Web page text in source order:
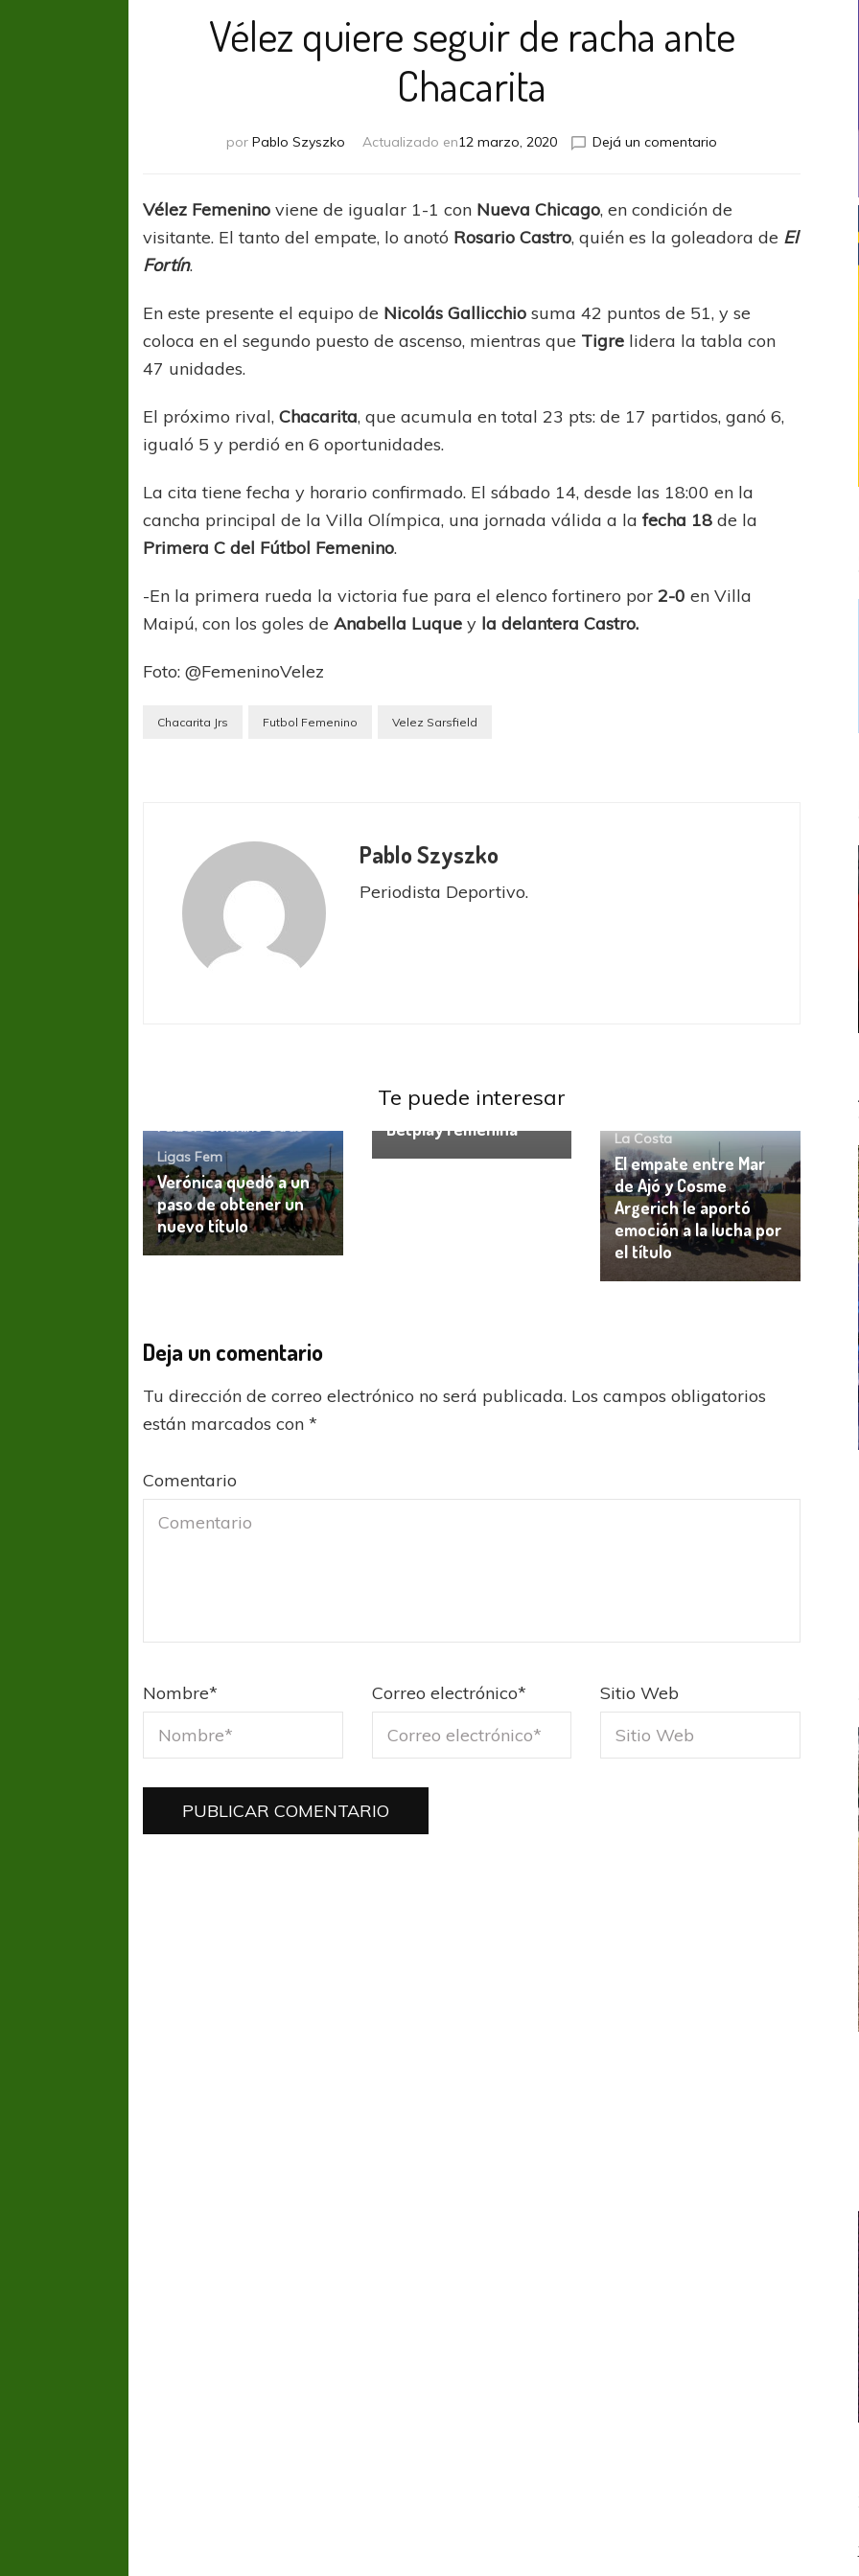
Vélez quiere seguir de racha ante
Chacarita
por Pablo Szyszko Actualizado en12 marzo, 2020 Dejá un comentario
seguir
de
racha
Vélez Femeninoviene de igualar 1-1 con Nueva Chicago, en condición de
visitante. El tanto del empate, lo anotó Rosario Castro, quién es la goleadora de El
Fortín.
En este presente el equipo de Nicolás Gallicchiosuma 42 puntos de 51, y se
coloca en el segundo puesto de ascenso, mientras que Tigre lidera la tabla con
47 unidades.
El próximo rival,Chacarita, que acumula en total 23 pts: de 17 partidos, ganó 6,
igualó 5 y perdió en 6 oportunidades.
La cita tiene fecha y horario confirmado. El sábado 14, desde las 18:00 en la
cancha principal de la Villa Olímpica, una jornada válida a lafecha 18de la
Primera C del Fútbol Femenino.
-En la primera rueda la victoria fue para el elenco fortinero por2-0 en Villa
Maipú, con los goles deAnabella Luquey la delantera Castro.
Foto: @FemeninoVelez
Chacarita Jrs Futbol Femenino Velez Sarsfield
Pablo Szyszko
Periodista Deportivo.
Te puede interesar
Fútbol Femenino Otras
Ligas Fem
Verónica quedó a un
paso de obtener un
nuevo título
América de Cali
conquistó la Liga
Betplay Femenina
La Costa
El empate entre Mar
de Ajó y Cosme
Argerich le aportó
emoción a la lucha por
el título
Deja un comentario
Tu dirección de correo electrónico no será publicada. Los campos obligatorios
están marcados con*
Comentario
Nombre* Correo electrónico* Sitio Web
Sur Defendido PSG celebró el bicampeonato